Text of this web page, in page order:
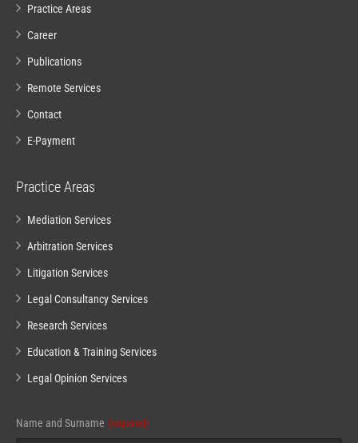
Practice Areas
Career
Publications
Remote Services
Contact
E-Payment
Practice Areas
Mediation Services
Arbitration Services
Litigation Services
Legal Consultancy Services
Research Services
Education & Training Services
Legal Opinion Services
Name and Surname (required)